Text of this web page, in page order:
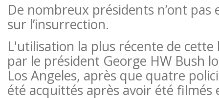
De nombreux présidents n’ont pas
sur l’insurrection.
L'utilisation la plus récente de
par le président George HW Bush
Los Angeles, après que quatre
été acquittés après avoir été